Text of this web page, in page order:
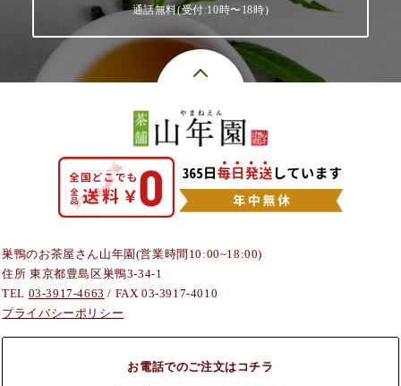
通話無料(受付:10時〜18時)
巣鴨のお茶屋さん山年園(営業時間10:00~18:00)
住所 東京都豊島区巣鴨3-34-1
TEL 03-3917-4663 / FAX 03-3917-4010
プライバシーポリシー
お電話でのご注文はコチラ